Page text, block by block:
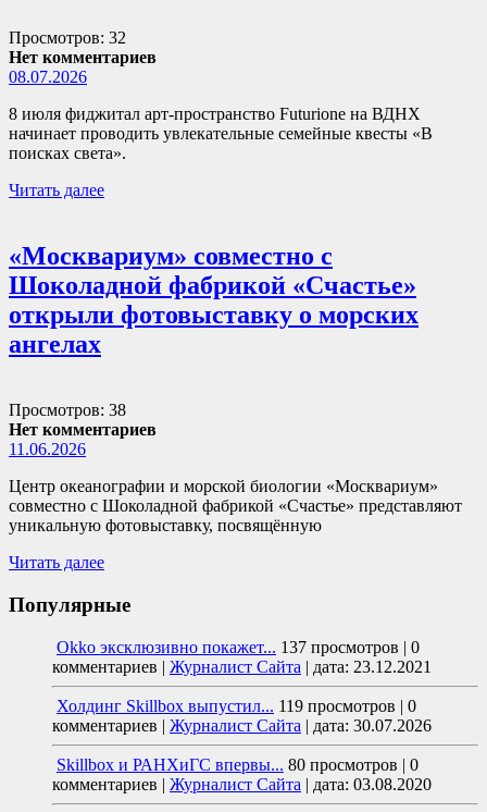
Просмотров: 32
Нет комментариев
08.07.2026
8 июля фиджитал арт-пространство Futurione на ВДНХ
начинает проводить увлекательные семейные квесты «В
поисках света».
Читать далее
«Москвариум» совместно с
Шоколадной фабрикой «Счастье»
открыли фотовыставку о морских
ангелах
Просмотров: 38
Нет комментариев
11.06.2026
Центр океанографии и морской биологии «Москвариум»
совместно с Шоколадной фабрикой «Счастье» представляют
уникальную фотовыставку, посвящённую
Читать далее
Популярные
Okko эксклюзивно покажет... 137 просмотров | 0
комментариев | Журналист Сайта | дата: 23.12.2021
Холдинг Skillbox выпустил... 119 просмотров | 0
комментариев | Журналист Сайта | дата: 30.07.2026
Skillbox и РАНХиГС впервы... 80 просмотров | 0
комментариев | Журналист Сайта | дата: 03.08.2020